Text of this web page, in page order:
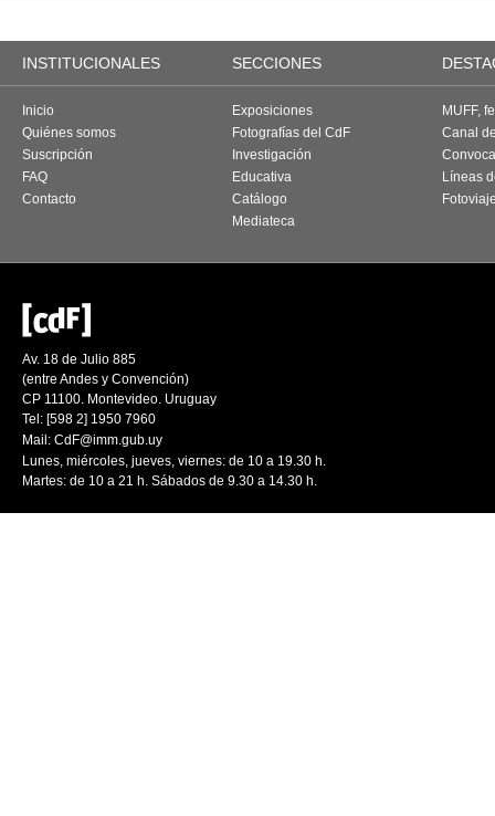
INSTITUCIONALES SECCIONES
Inicio
Quiénes somos
Suscripción
FAQ
Contacto
Exposiciones
Fotografías del CdF
Investigación
Educativa
Catálogo
Mediateca
MUFF,
Canal
Líneas
Av. 18 de Julio 885
(entre Andes y Convención)
CP 11100. Montevideo. Uruguay
Tel: [598 2] 1950 7960
Mail: CdF@imm.gub.uy
Lunes, miércoles, jueves, viernes: de 10 a 19.30 h.
Martes: de 10 a 21 h. Sábados de 9.30 a 14.30 h.